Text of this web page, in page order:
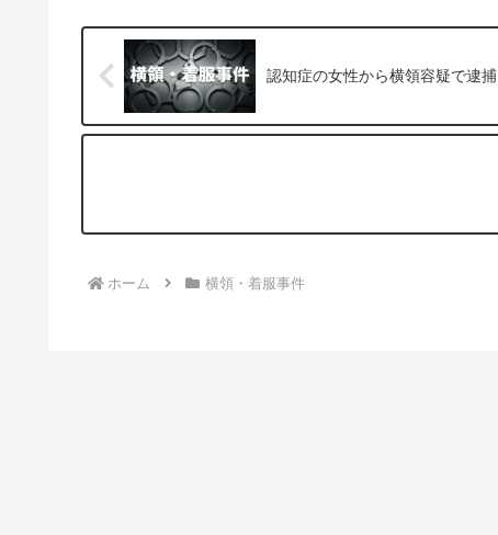
認知症の女性から横領容疑で逮捕
ホーム 横領・着服事件